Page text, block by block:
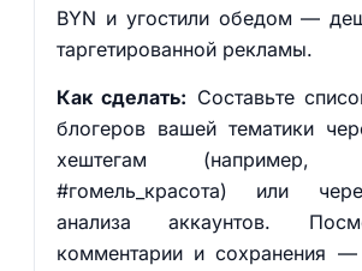
BYN и угостили обедом —
таргетированной рекламы.
Как сделать: Составьте
блогеров вашей тематики
хештегам (например,
#гомель_красота) или
анализа аккаунтов.
комментарии и сохранения